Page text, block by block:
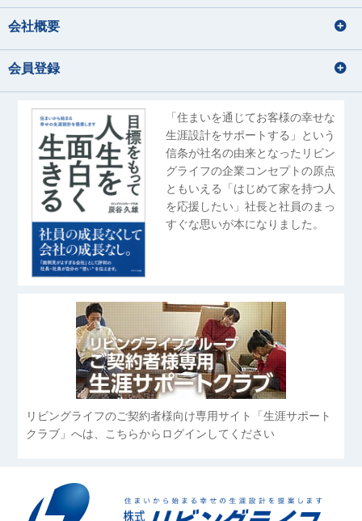
会社概要
会員登録
「住まいを通じてお客様の幸せな
生涯設計をサポートする」という
信条が社名の由来となったリビン
グライフの企業コンセプトの原点
ともいえる「はじめて家を持つ人
を応援したい」社長と社員のまっ
すぐな思いが本になりました。
リビングライフのご契約者様向け専用サイト「生涯サポート
クラブ」へは、こちらからログインしてください